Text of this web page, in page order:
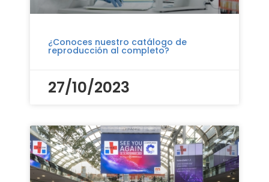
¿Conoces nuestro catálogo de
reproducción al completo?
27/10/2023